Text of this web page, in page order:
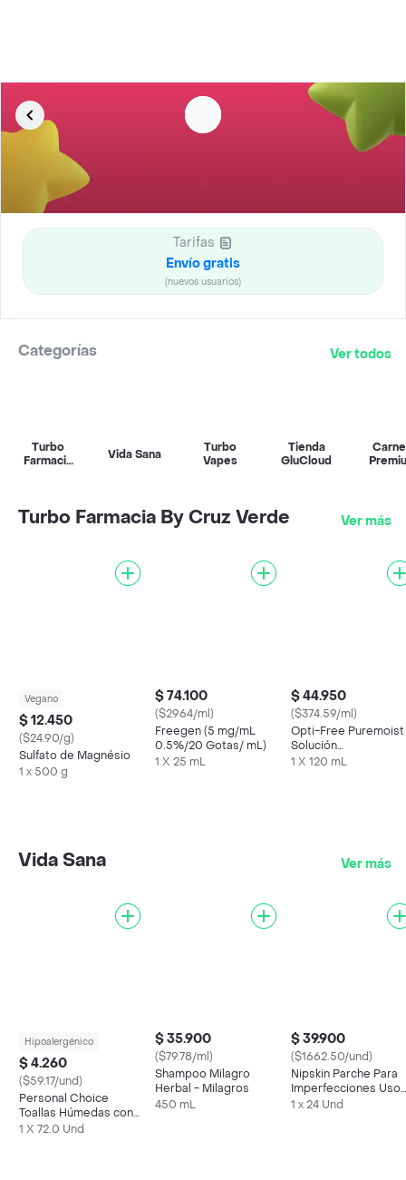
Tarifas
Envío gratis
(nuevos usuarios)
Categorías Ver todos
Turbo
Farmacia
Vida Sana
Turbo
Vapes
Tienda
GluCloud
Turbo Farmacia By Cruz Verde Ver más
Vegano
$ 12.450
($24.90/g)
Sulfato de Magnésio
1 x 500 g
$ 74.100
($2964/ml)
Freegen (5 mg/mL
0.5%/20 Gotas/ mL)
1 X 25 mL
$ 44.950
($374.59/ml)
Opti-Free Puremoist
Solución
Desinfectante
1 X 120 mL
Vida Sana Ver más
Hipoalergénico
$ 4.260
($59.17/und)
Personal Choice
Toallas Húmedas con
Aloe Vera
1 X 72.0 Und
$ 35.900
($79.78/ml)
Shampoo Milagro
Herbal - Milagros
450 mL
$ 39.900
($1662.50/und)
Nipskin Parche Para
Imperfecciones Uso
de Día
1 x 24 Und